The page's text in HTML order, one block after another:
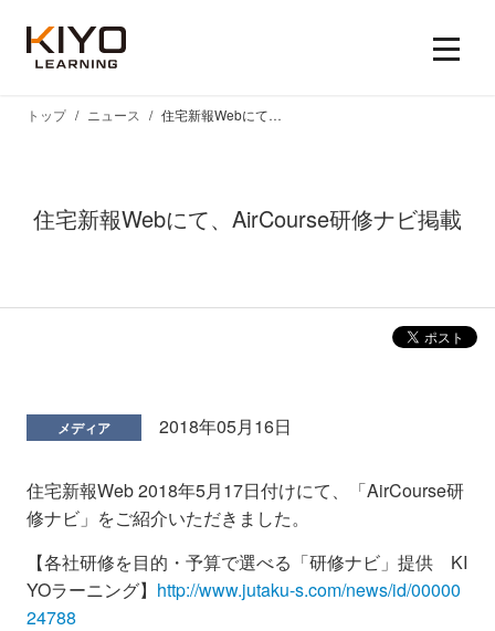
住宅新報Webにて、AirCourse研修ナビ掲載
トップ ニュース 住宅新報Webにて、AirCourse研修ナビ掲載
メディア 2018年05月16日
住宅新報Web 2018年5月17日付けにて、「AirCourse研
修ナビ」をご紹介いただきました。
【各社研修を目的・予算で選べる「研修ナビ」提供 KI
YOラーニング】 http://www.jutaku-s.com/news/id/00000
24788